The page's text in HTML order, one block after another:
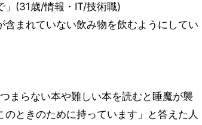
」(31歳/情報・IT/技術職)
含まれていない飲み物を飲むようにしてい
まらない本や難しい本を読むと睡魔が襲
ときのために持っています」と答えた人